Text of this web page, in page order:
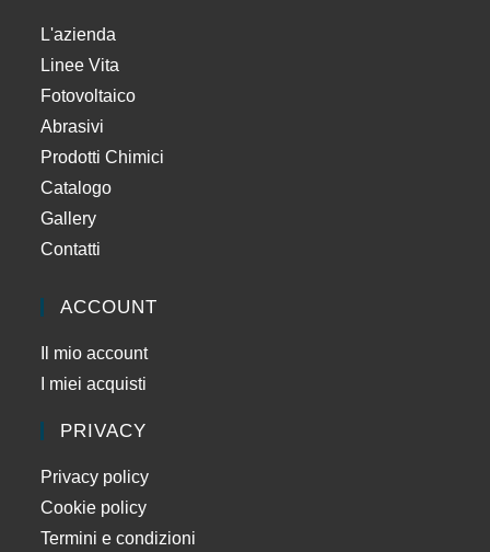
L'azienda
Linee Vita
Fotovoltaico
Abrasivi
Prodotti Chimici
Catalogo
Gallery
Contatti
ACCOUNT
Il mio account
I miei acquisti
PRIVACY
Privacy policy
Cookie policy
Termini e condizioni